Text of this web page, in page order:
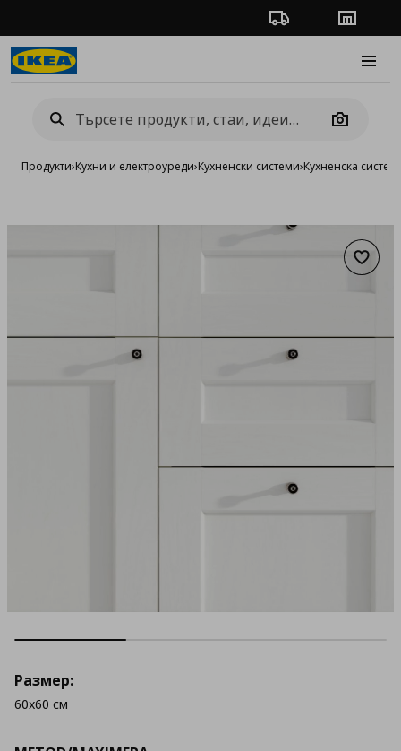
Проследяване на
Camera
Продукти›Кухни и електроуреди›Кухненски системи›Кухненска
Размер:
60x60 см